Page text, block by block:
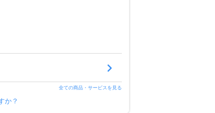
全ての商品・サービスを見る
か？